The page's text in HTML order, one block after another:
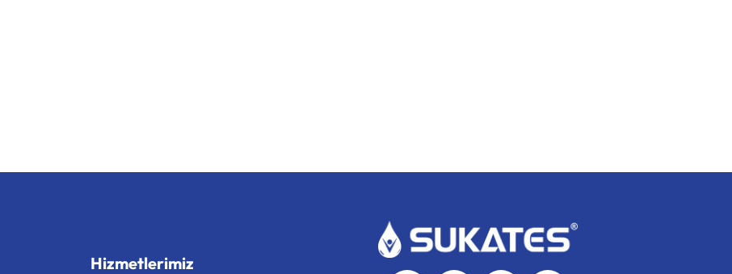
Hizmetlerimiz